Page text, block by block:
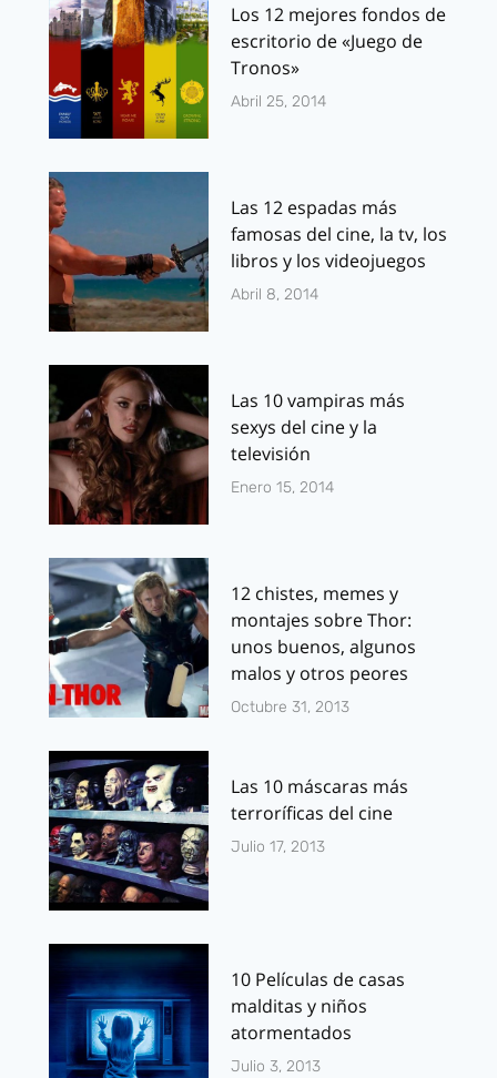
Los 12 mejores fondos de
escritorio de «Juego de
Tronos»
Abril 25, 2014
Las 12 espadas más
famosas del cine, la tv, los
libros y los videojuegos
Abril 8, 2014
Las 10 vampiras más
sexys del cine y la
televisión
Enero 15, 2014
12 chistes, memes y
montajes sobre Thor:
unos buenos, algunos
malos y otros peores
Octubre 31, 2013
Las 10 máscaras más
terroríficas del cine
Julio 17, 2013
10 Películas de casas
malditas y niños
atormentados
Julio 3, 2013